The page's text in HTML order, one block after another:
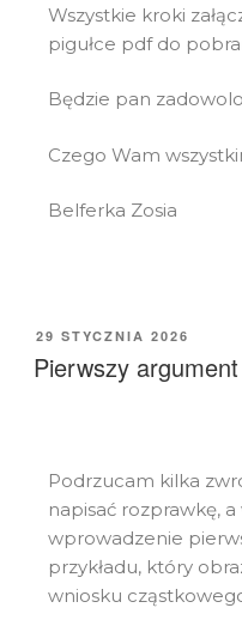
Wszystkie kroki
pigułce pdf do
Będzie pan
Czego Wam
Belferka Zosia
29 STYCZNIA 2026
Pierwszy
Podrzucam kilka
napisać rozprawkę,
wprowadzenie
przykładu, który
wniosku